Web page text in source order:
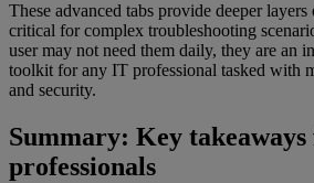
These advanced tabs provide deeper
critical for complex troubleshooting
user may not need them daily, they are an
toolkit for any IT professional tasked with
and security.
Summary: Key
professionals